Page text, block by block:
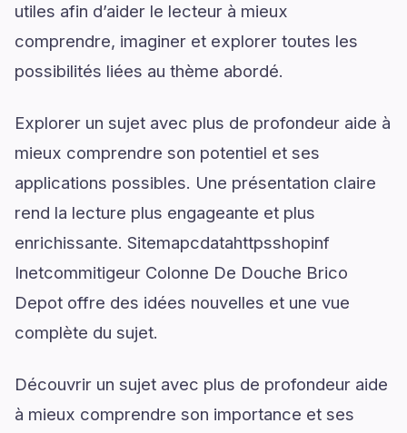
utiles afin d’aider le lecteur à mieux
comprendre, imaginer et explorer toutes les
possibilités liées au thème abordé.
Explorer un sujet avec plus de profondeur aide à
mieux comprendre son potentiel et ses
applications possibles. Une présentation claire
rend la lecture plus engageante et plus
enrichissante. Sitemapcdatahttpsshopinf
Inetcommitigeur Colonne De Douche Brico
Depot offre des idées nouvelles et une vue
complète du sujet.
Découvrir un sujet avec plus de profondeur aide
à mieux comprendre son importance et ses